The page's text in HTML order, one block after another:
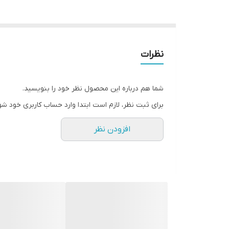
نظرات
شما هم درباره این محصول نظر خود را بنویسید.
برای ثبت نظر، لازم است ابتدا وارد حساب کاربری خود
افزودن نظر